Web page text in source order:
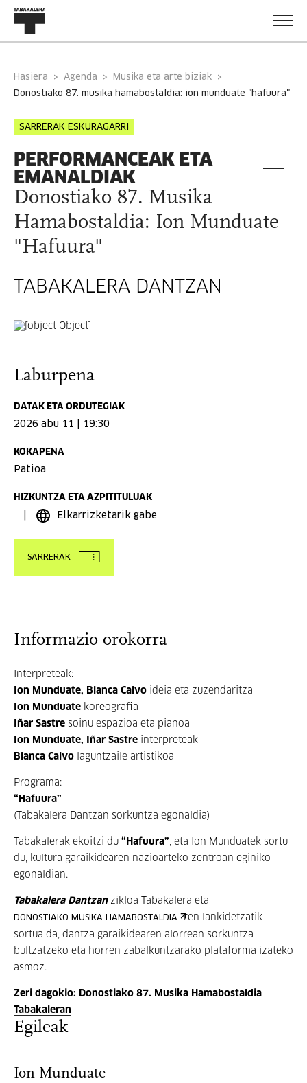
Hasiera Agenda
Musika eta arte biziak
donostiako 87. musika hamabostaldia: ion munduate "hafuura"
SARRERAK ESKURAGARRI
PERFORMANCEAK ETA
EMANALDIAK
Donostiako 87. Musika
Hamabostaldia: Ion Munduate
"Hafuura"
TABAKALERA DANTZAN
Laburpena
DATAK ETA ORDUTEGIAK
2026 abu 11 | 19:30
KOKAPENA
Patioa
HIZKUNTZA ETA AZPITITULUAK
Elkarrizketarik gabe
SARRERAK
Informazio orokorra
Interpreteak:
Ion Munduate, Blanca Calvo ideia eta zuzendaritza
Ion Munduate koreografia
Iñar Sastre soinu espazioa eta pianoa
Ion Munduate, Iñar Sastre interpreteak
Blanca Calvo laguntzaile artistikoa
Programa:
“Hafuura”
(Tabakalera Dantzan sorkuntza egonaldia)
Tabakalerak ekoitzi du “Hafuura”, eta Ion Munduatek sortu
du, kultura garaikidearen nazioarteko zentroan eginiko
egonaldian.
Tabakalera Dantzanzikloa Tabakalera eta
DONOSTIAKO MUSIKA HAMABOSTALDIA
ren lankidetzatik
sortua da, dantza garaikidearen alorrean sorkuntza
bultzatzeko eta horren zabalkuntzarako plataforma izateko
asmoz.
Zeri dagokio: Donostiako 87. Musika Hamabostaldia
Tabakaleran
Egileak
Ion Munduate